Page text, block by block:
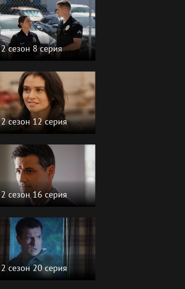
2 сезон 8 серия
2 сезон 12 серия
2 сезон 16 серия
2 сезон 20 серия